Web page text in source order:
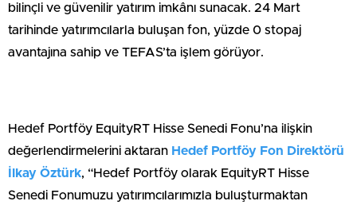
bilinçli ve güvenilir yatırım imkânı sunacak. 24 Mart
tarihinde yatırımcılarla buluşan fon, yüzde 0 stopaj
avantajına sahip ve TEFAS’ta işlem görüyor.
Hedef Portföy EquityRT Hisse Senedi Fonu’na ilişkin
değerlendirmelerini aktaran Hedef Portföy Fon Direktörü
İlkay Öztürk, “Hedef Portföy olarak EquityRT Hisse
Senedi Fonumuzu yatırımcılarımızla buluşturmaktan